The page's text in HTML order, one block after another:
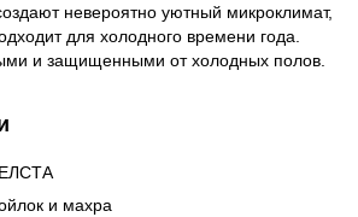
невероятно уютный микроклимат,
для холодного времени года.
и защищенными от холодных полов.
и махра